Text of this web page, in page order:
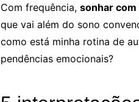
Com frequência, sonhar com
que vai além do sono
como está minha rotina de
pendências emocionais?